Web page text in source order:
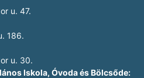
u. 47.
186.
u. 30.
Iskola, Óvoda és Bölcsőde: